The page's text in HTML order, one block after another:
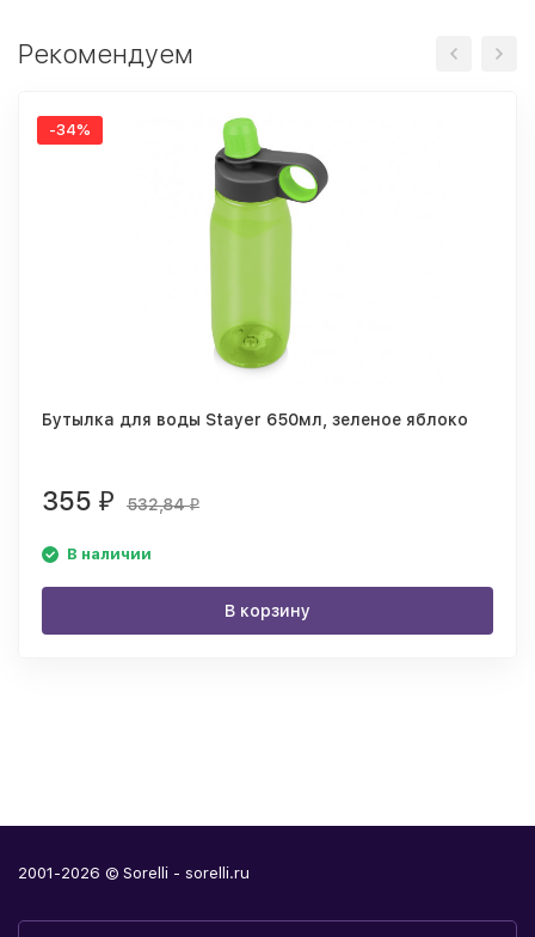
Рекомендуем
-34%
Бутылка для воды Stayer 650мл, зеленое яблоко
355 ₽ 532,84₽
В наличии
В корзину
2001-2026 © Sorelli - sorelli.ru